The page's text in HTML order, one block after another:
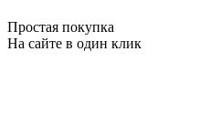
Простая покупка
На сайте в один клик